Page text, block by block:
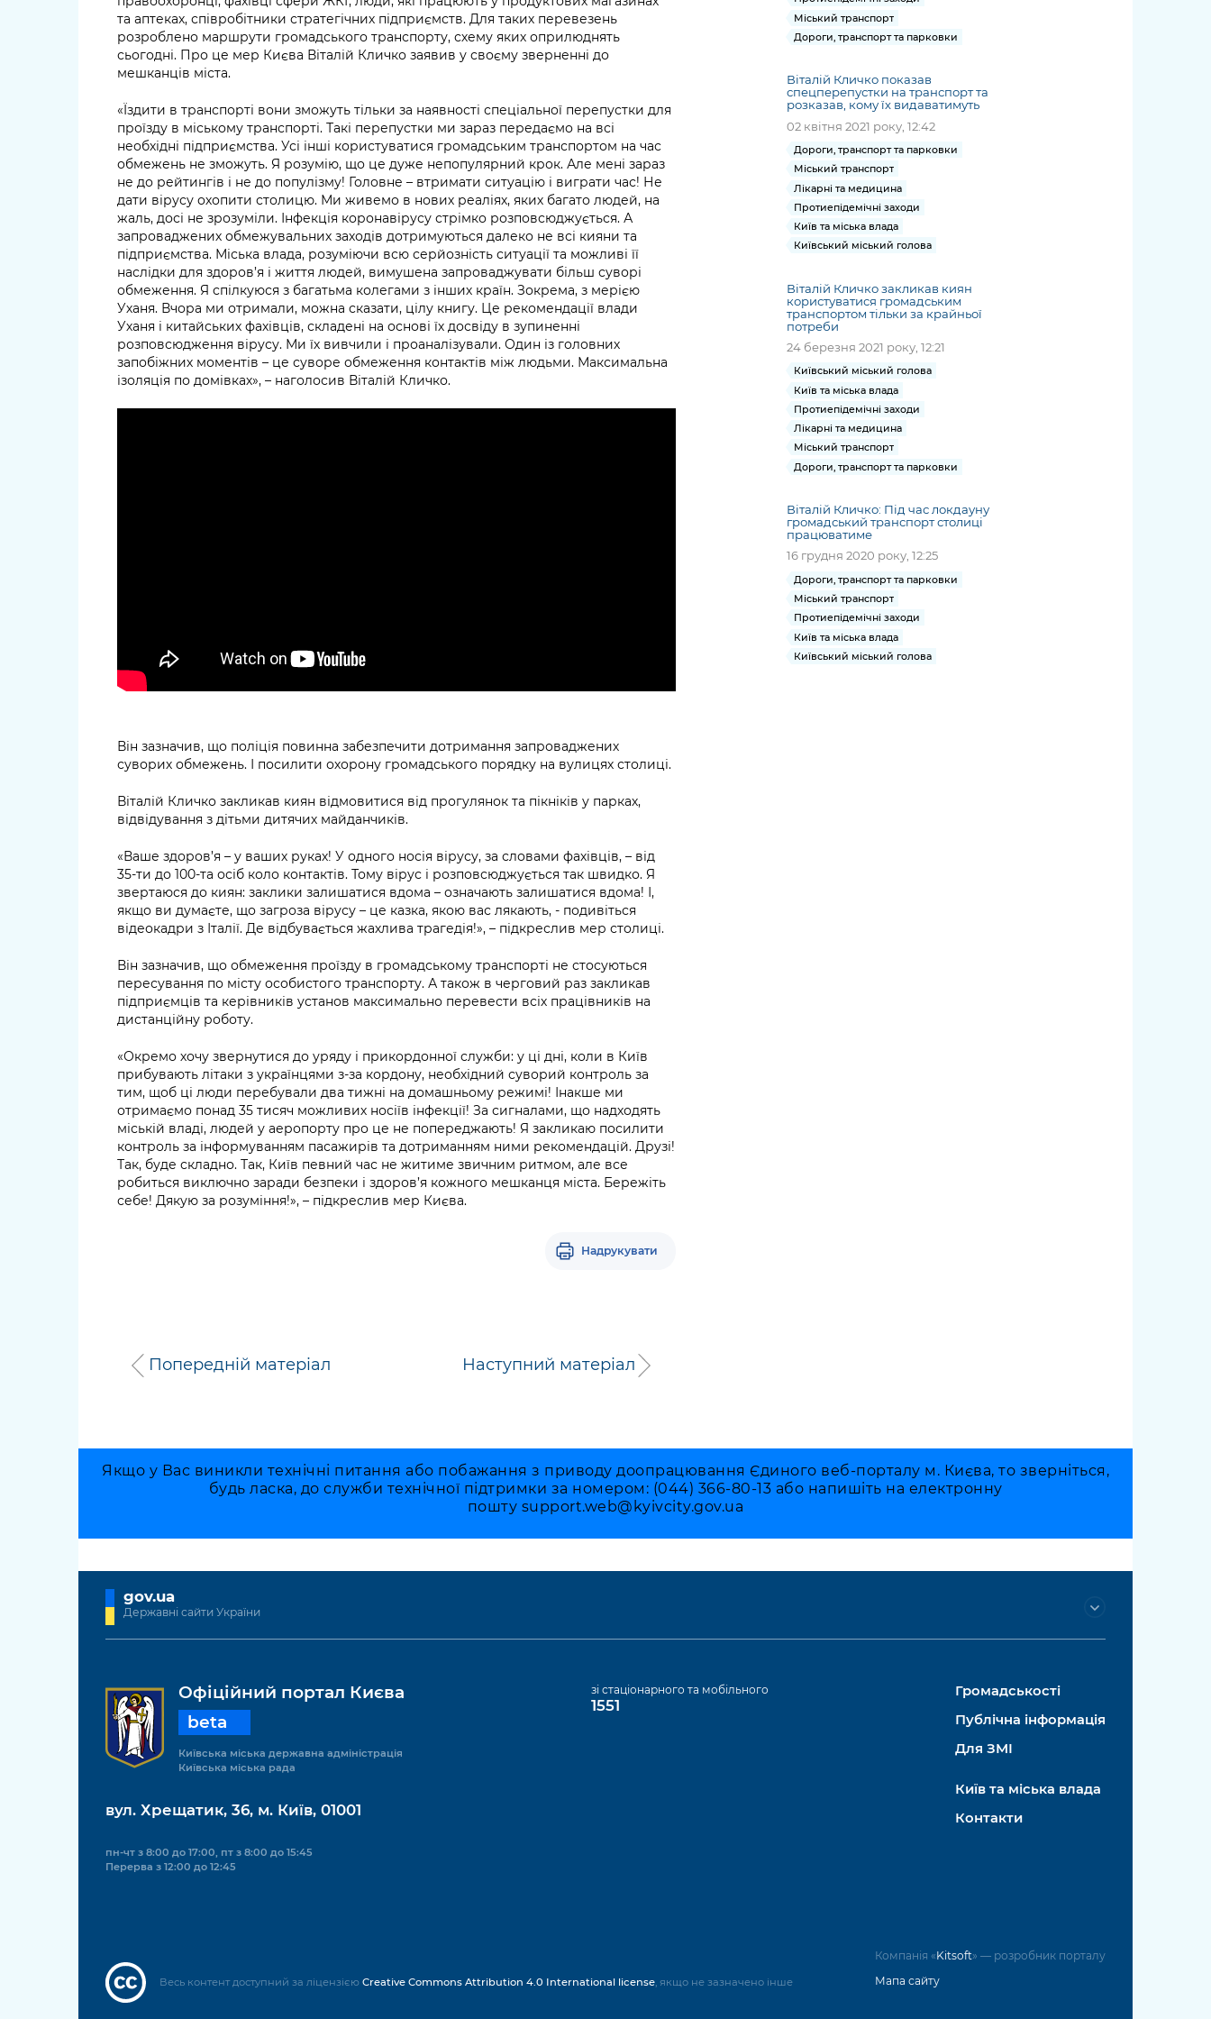
та аптеках, співробітники стратегічних підприємств. Для таких перевезень
розроблено маршрути громадського транспорту, схему яких оприлюднять
сьогодні. Про це мер Києва Віталій Кличко заявив у своєму зверненні до
мешканців міста.
«Їздити в транспорті вони зможуть тільки за наявності спеціальної перепустки для
проїзду в міському транспорті. Такі перепустки ми зараз передаємо на всі
необхідні підприємства. Усі інші користуватися громадським транспортом на час
обмежень не зможуть. Я розумію, що це дуже непопулярний крок. Але мені зараз
не до рейтингів і не до популізму! Головне – втримати ситуацію і виграти час! Не
дати вірусу охопити столицю. Ми живемо в нових реаліях, яких багато людей, на
жаль, досі не зрозуміли. Інфекція коронавірусу стрімко розповсюджується. А
запроваджених обмежувальних заходів дотримуються далеко не всі кияни та
підприємства. Міська влада, розуміючи всю серйозність ситуації та можливі її
наслідки для здоров’я і життя людей, вимушена запроваджувати більш суворі
обмеження. Я спілкуюся з багатьма колегами з інших країн. Зокрема, з мерією
Уханя. Вчора ми отримали, можна сказати, цілу книгу. Це рекомендації влади
Уханя і китайських фахівців, складені на основі їх досвіду в зупиненні
розповсюдження вірусу. Ми їх вивчили і проаналізували. Один із головних
запобіжних моментів – це суворе обмеження контактів між людьми. Максимальна
ізоляція по домівках», – наголосив Віталій Кличко.
Він зазначив, що поліція повинна забезпечити дотримання запроваджених
суворих обмежень. І посилити охорону громадського порядку на вулицях столиці.
Віталій Кличко закликав киян відмовитися від прогулянок та пікніків у парках,
відвідування з дітьми дитячих майданчиків.
«Ваше здоров’я – у ваших руках! У одного носія вірусу, за словами фахівців, – від
35-ти до 100-та осіб коло контактів. Тому вірус і розповсюджується так швидко. Я
звертаюся до киян: заклики залишатися вдома – означають залишатися вдома! І,
якщо ви думаєте, що загроза вірусу – це казка, якою вас лякають, - подивіться
відеокадри з Італії. Де відбувається жахлива трагедія!», – підкреслив мер столиці.
Він зазначив, що обмеження проїзду в громадському транспорті не стосуються
пересування по місту особистого транспорту. А також в черговий раз закликав
підприємців та керівників установ максимально перевести всіх працівників на
дистанційну роботу.
«Окремо хочу звернутися до уряду і прикордонної служби: у ці дні, коли в Київ
прибувають літаки з українцями з-за кордону, необхідний суворий контроль за
тим, щоб ці люди перебували два тижні на домашньому режимі! Інакше ми
отримаємо понад 35 тисяч можливих носіїв інфекції! За сигналами, що надходять
міській владі, людей у аеропорту про це не попереджають! Я закликаю посилити
контроль за інформуванням пасажирів та дотриманням ними рекомендацій. Друзі!
Так, буде складно. Так, Київ певний час не житиме звичним ритмом, але все
робиться виключно заради безпеки і здоров’я кожного мешканця міста. Бережіть
себе! Дякую за розуміння!», – підкреслив мер Києва.
Надрукувати
Попередній матеріал Наступний матеріал
Міський транспорт
Дороги, транспорт та парковки
Віталій Кличко показав
спецперепустки на транспорт та
розказав, кому їх видаватимуть
02 квітня 2021 року, 12:42
Дороги, транспорт та парковки
Міський транспорт
Лікарні та медицина
Протиепідемічні заходи
Київ та міська влада
Київський міський голова
Віталій Кличко закликав киян
користуватися громадським
транспортом тільки за крайньої
потреби
24 березня 2021 року, 12:21
Київський міський голова
Київ та міська влада
Протиепідемічні заходи
Лікарні та медицина
Міський транспорт
Дороги, транспорт та парковки
Віталій Кличко: Під час локдауну
громадський транспорт столиці
працюватиме
16 грудня 2020 року, 12:25
Дороги, транспорт та парковки
Міський транспорт
Протиепідемічні заходи
Київ та міська влада
Київський міський голова
Якщо у Вас виникли технічні питання або побажання з приводу доопрацювання Єдиного веб-порталу м. Києва, то зверніться,
будь ласка, до служби технічної підтримки за номером: (044) 366-80-13 або напишіть на електронну
пошту support.web@kyivcity.gov.ua
gov.ua
Державні сайти України
Офіційний портал Києва
beta
Київська міська державна адміністрація
Київська міська рада
вул. Хрещатик, 36, м. Київ, 01001
пн-чт з 8:00 до 17:00, пт з 8:00 до 15:45
Перерва з 12:00 до 12:45
зі стаціонарного та мобільного
1551
Громадськості
Публічна інформація
Для ЗМІ
Київ та міська влада
Контакти
Компанія «Kitsoft» — розробник порталу
Мапа сайту
Весь контент доступний за ліцензією Creative Commons Attribution 4.0 International license, якщо не зазначено інше